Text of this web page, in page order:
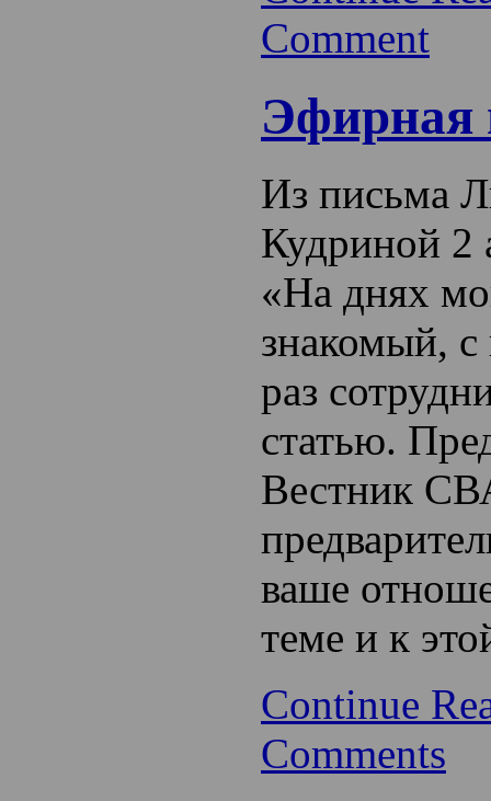
Comment
Эфирная
Из письма
Кудриной 2
«На днях
знакомый,
раз
статью.
Вестник
ваше
теме и к
Continue
Comments